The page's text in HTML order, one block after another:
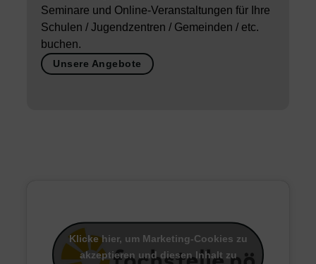
Seminare und Online-Veranstaltungen für Ihre
Schulen / Jugendzentren / Gemeinden / etc.
buchen.
Unsere Angebote
Klicke hier, um Marketing-Cookies zu
akzeptieren und diesen Inhalt zu